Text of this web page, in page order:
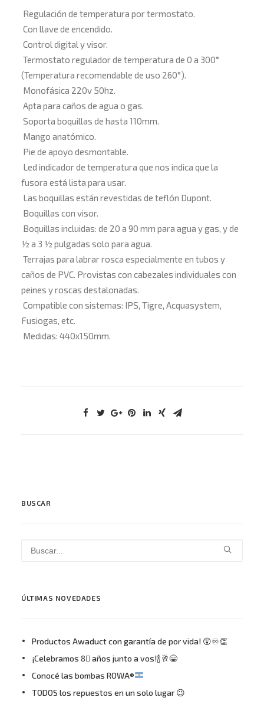
Regulación de temperatura por termostato.
Con llave de encendido.
Control digital y visor.
Termostato regulador de temperatura de 0 a 300°
(Temperatura recomendable de uso 260°).
Monofásica 220v 50hz.
Apta para caños de agua o gas.
Soporta boquillas de hasta 110mm.
Mango anatómico.
Pie de apoyo desmontable.
Led indicador de temperatura que nos indica que la
fusora está lista para usar.
Las boquillas están revestidas de teflón Dupont.
Boquillas con visor.
Boquillas incluidas: de 20 a 90 mm para agua y gas, y de
½ a 3 ½ pulgadas solo para agua.
Terrajas para labrar rosca especialmente en tubos y
caños de PVC. Provistas con cabezales individuales con
peines y roscas destalonadas.
Compatible con sistemas: IPS, Tigre, Acquasystem,
Fusiogas, etc.
Medidas: 440x150mm.
BUSCAR
ÚLTIMAS NOVEDADES
Productos Awaduct con garantía de por vida! 😲♾👏
¡Celebramos 8⃣ años junto a vos!🍾🥂😁
Conocé las bombas ROWA®
TODOS los repuestos en un solo lugar 😉